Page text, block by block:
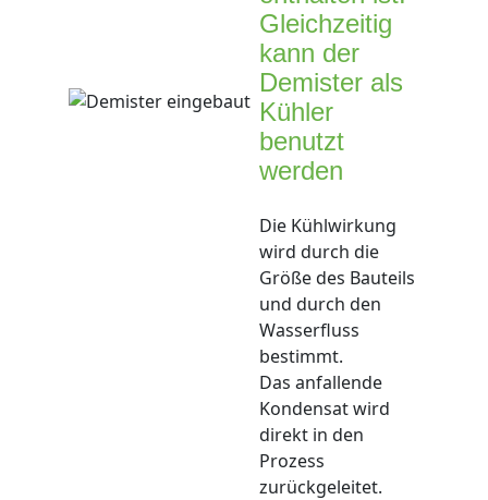
Gleichzeitig
kann der
Demister als
Kühler
benutzt
werden
Die Kühlwirkung
wird durch die
Größe des Bauteils
und durch den
Wasserfluss
bestimmt.
Das anfallende
Kondensat wird
direkt in den
Prozess
zurückgeleitet.